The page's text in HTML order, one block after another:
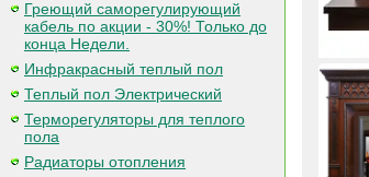
Греющий саморегулирующий
кабель по акции - 30%! Только до
конца Недели.
Инфракрасный теплый пол
Теплый пол Электрический
Терморегуляторы для теплого
пола
Радиаторы отопления